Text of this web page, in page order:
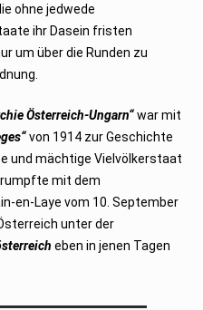
ohne jedwede
ihr Dasein fristen
um über die Runden zu
Österreich-Ungarn“war mit
von 1914 zur Geschichte
und mächtige Vielvölkerstaat
mit dem
en-Laye vom 10. September
unter der
eben in jenen Tagen